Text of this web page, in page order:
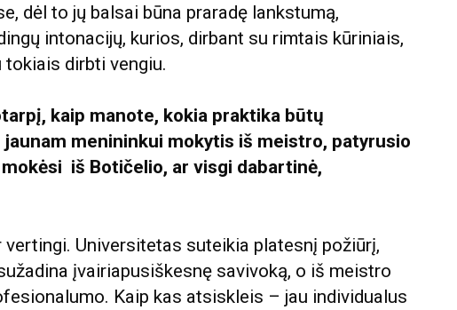
dėl to jų balsai būna praradę lankstumą,
intonacijų, kurios, dirbant su rimtais kūriniais,
tokiais dirbti vengiu.
kaip manote, kokia praktika būtų
menininkui mokytis iš meistro, patyrusio
iš Botičelio, ar visgi dabartinė,
Universitetas suteikia platesnį požiūrį,
įvairiapusiškesnę savivoką, o iš meistro
Kaip kas atsiskleis – jau individualus